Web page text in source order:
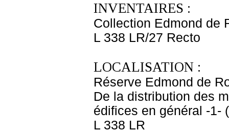
INVENTAIRES :
Collection Edmond de
L 338 LR/27 Recto
LOCALISATION :
Réserve Edmond de
De la distribution des
édifices en général -1-
L 338 LR